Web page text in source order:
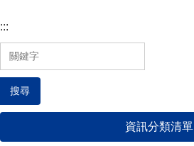
:::
搜尋
資訊分類清單